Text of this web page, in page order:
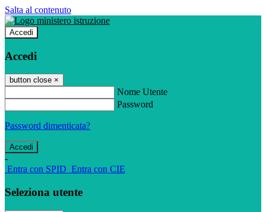
Salta al contenuto
Accedi
Accedi
button close ×
Nome Utente
Password
Password dimenticata?
-
Entra con SPID Entra con CIE
Seleziona utente